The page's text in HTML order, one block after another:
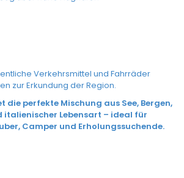
Verkehrsmittel und Fahrräder
zur Erkundung der Region.
die perfekte Mischung aus See, Bergen,
italienischer Lebensart – ideal für
Camper und Erholungssuchende.